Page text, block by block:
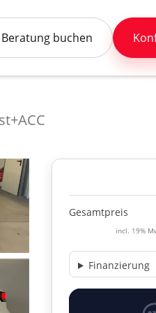
Beratung buchen
Gesamtpreis
incl. 19%
Finanzierung